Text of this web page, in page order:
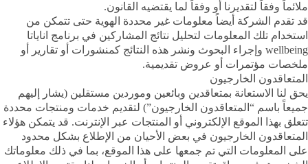
ملائماً وفقاً لتقديرنا أو وفقاً لما يقتضيه القانون.
قد تقدم الشركة أيضاً معلومات غير محددة الهوية حتى تتمكن من
استخدام تلك المعلومات لتحليل نتائج المشاركين في برنامج اناياتا
wellbeing وإجراء البحوث ونشر هذه النتائج كمنشورات أو تقارير أو
ملخصات مؤتمرات أو عروض تقديمية.
المتعاقدون الخارجيون
يحق لنا الاستعانة بمتعاقدين وبائعين وموردين مستقلين (يشار إليهم
جميعاً باسم “المتعاقدون الخارجيون”) لتقديم خدمات ومنتجات محددة
تتعلق بهذا الموقع الإلكتروني أو المنتجات عبر الإنترنت. قد يتمكن هؤلاء
المتعاقدون الخارجيون في بعض الأحيان من الإطلاع بشكل محدود
على المعلومات التي تم جمعها على هذا الموقع، بما في ذلك معلوماتك